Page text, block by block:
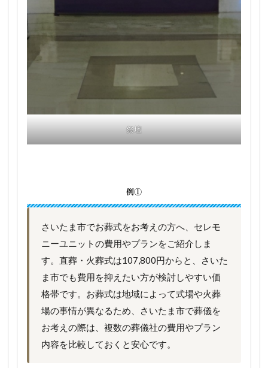
祭壇
例①
さいたま市でお葬式をお考えの方へ、セレモ
ニーユニットの費用やプランをご紹介しま
す。直葬・火葬式は107,800円からと、さいた
ま市でも費用を抑えたい方が検討しやすい価
格帯です。お葬式は地域によって式場や火葬
場の事情が異なるため、さいたま市で葬儀を
お考えの際は、複数の葬儀社の費用やプラン
内容を比較しておくと安心です。